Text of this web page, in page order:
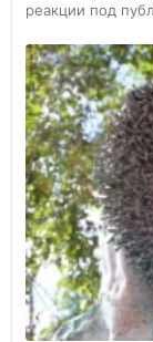
реакции под